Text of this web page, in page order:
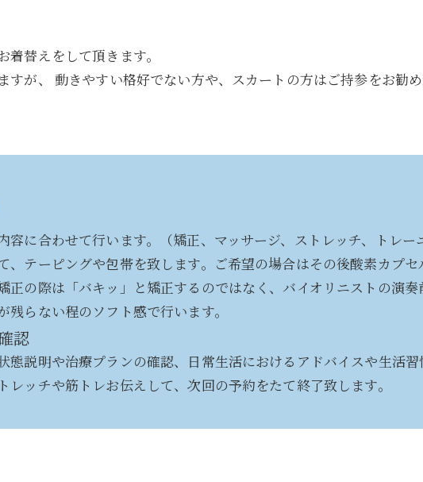
着替えをして頂きます。
すが、 動きやすい格好でない方や、スカートの方はご持参をお勧め
容に合わせて行います。（矯正、マッサージ、ストレッチ、トレー
、テーピングや包帯を致します。ご希望の場合はその後酸素カプセ
正の際は「バキッ」と矯正するのではなく、バイオリニストの演
残らない程のソフト感で行います。
認
態説明や治療プランの確認、日常生活におけるアドバイスや生活
レッチや筋トレお伝えして、次回の予約をたて終了致します。